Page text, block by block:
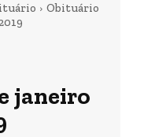
Obituário
janeiro